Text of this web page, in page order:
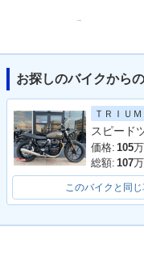
2025年 Bonneville
T120・カラーチェン
ジ
n
お探しのバイクから
ＴＲＩＵＭ
価格: 105万
総額: 107万
このバイクと同